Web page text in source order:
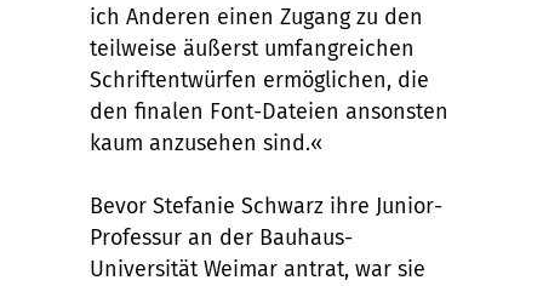
ich Anderen einen Zugang zu den
teilweise äußerst umfangreichen
Schriftentwürfen ermöglichen, die
den finalen Font-Dateien ansonsten
kaum anzusehen sind.«
Bevor Stefanie Schwarz ihre Junior-
Professur an der Bauhaus-
Universität Weimar antrat, war sie